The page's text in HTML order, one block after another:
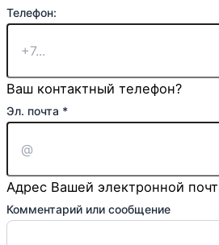
Телефон:
Ваш контактный телефон?
Эл. почта *
Адрес Вашей электронной
Комментарий или сообщение